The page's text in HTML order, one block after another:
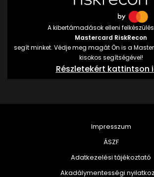
A kibertámadások elleni
Mastercard RiskRecon
segít minket. Védje meg magát Ön is a
kisokos segítségével!
Részletekért kattintson
Impresszum
ÁSZF
Adatkezelési tájékoztató
Akadálymentességi